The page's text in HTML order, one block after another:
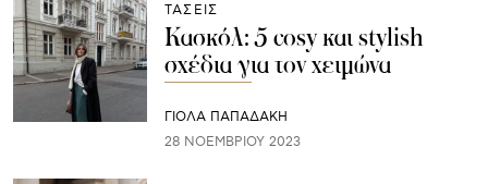
ΤΑΣΕΙΣ
Kασκόλ: 5 cosy και stylish
σχέδια για τον χειμώνα
ΓΙΌΛΑ ΠΑΠΑΔΆΚΗ
28 ΝΟΕΜΒΡΊΟΥ 2023